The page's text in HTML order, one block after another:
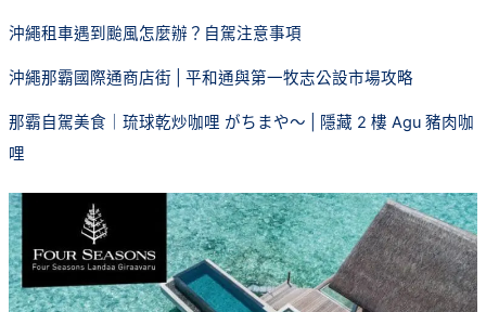
沖繩租車遇到颱風怎麼辦？自駕注意事項
沖繩那霸國際通商店街 | 平和通與第一牧志公設市場攻略
那霸自駕美食｜琉球乾炒咖哩 がちまや～ | 隱藏 2 樓 Agu 豬肉咖
哩